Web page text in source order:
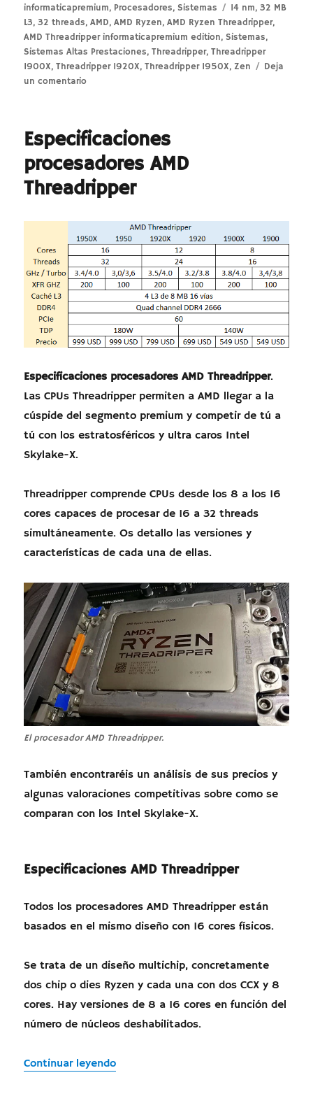
el
informaticapremium, Procesadores,Sistemas Etiquetas
14 nm,32 MB
L3,32 threads,AMD,AMD Ryzen,AMD Ryzen Threadripper,
AMD Threadripper informaticapremium edition,Sistemas,
Sistemas Altas Prestaciones,Threadripper,Threadripper
1900X,Threadripper 1920X,Threadripper 1950X,Zen
Deja
un comentarioen
Edition
Especificaciones
procesadores AMD
Threadripper
Especificaciones procesadores AMD Threadripper.
Las CPUs Threadripper permiten a AMD llegar a la
cúspide del segmento premium y competir de tú a
tú con los estratosféricos y ultra caros Intel
Skylake-X.
Threadripper comprende CPUs desde los 8 a los 16
cores capaces de procesar de 16 a 32 threads
simultáneamente. Os detallo las versiones y
características de cada una de ellas.
El procesador AMD Threadripper.
También encontraréis un análisis de sus precios y
algunas valoraciones competitivas sobre como se
comparan con los Intel Skylake-X.
Especificaciones AMD Threadripper
Todos los procesadores AMD Threadripper están
basados en el mismo diseño con 16 cores físicos.
Se trata de un diseño multichip, concretamente
dos chip o dies Ryzen y cada una con dos CCX y 8
cores. Hay versiones de 8 a 16 cores en función del
número de núcleos deshabilitados.
Continuar leyendo«Especificaciones procesadores AMD